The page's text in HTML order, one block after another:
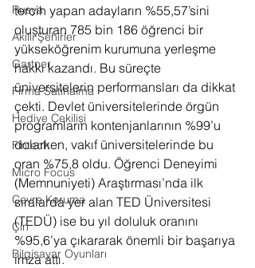
Rusya
Akıllı Şehirler
Gartner
Firma Satınalma
Hediye Çekilişi
Fintech
Micro Focus
Çevre Koruma
Çin
Bilgisayar Oyunları
tercih yapan adayların %55,57’sini
oluşturan 785 bin 186 öğrenci bir
yükseköğrenim kurumuna yerleşme
hakkı kazandı. Bu süreçte
üniversitelerin performansları da dikkat
çekti. Devlet üniversitelerinde örgün
programların kontenjanlarının %99’u
dolarken, vakıf üniversitelerinde bu
oran %75,8 oldu. Öğrenci Deneyimi
(Memnuniyeti) Araştırması’nda ilk
sıralarda yer alan TED Üniversitesi
(TEDÜ) ise bu yıl doluluk oranını
%95,6’ya çıkararak önemli bir başarıya
imza attı.